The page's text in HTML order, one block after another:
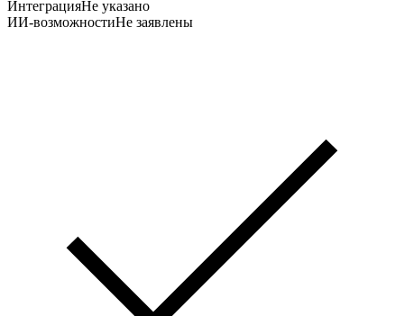
ИнтеграцияНе указано
ИИ-возможностиНе заявлены